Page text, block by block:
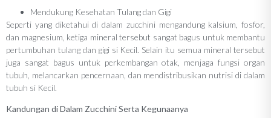
Mendukung Kesehatan Tulang dan Gigi
Seperti yang diketahui di dalam zucchini mengandung kalsium, fosfor,
dan magnesium, ketiga mineral tersebut sangat bagus untuk membantu
pertumbuhan tulang dan gigi si Kecil. Selain itu semua mineral tersebut
juga sangat bagus untuk perkembangan otak, menjaga fungsi organ
tubuh, melancarkan pencernaan, dan mendistribusikan nutrisi di dalam
tubuh si Kecil.
Kandungan di Dalam Zucchini Serta Kegunaanya